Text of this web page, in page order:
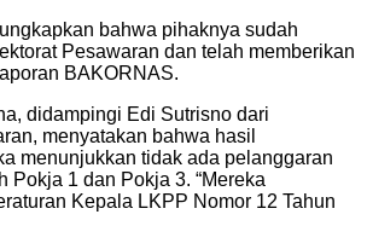
bahwa pihaknya sudah
Pesawaran dan telah memberikan
BAKORNAS.
didampingi Edi Sutrisno dari
menyatakan bahwa hasil
menunjukkan tidak ada pelanggaran
Pokja 1 dan Pokja 3. “Mereka
Kepala LKPP Nomor 12 Tahun